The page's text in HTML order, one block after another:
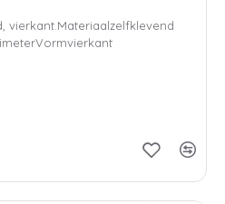
vierkant.Materiaalzelfklevend